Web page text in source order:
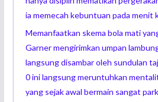
ia memecah kebuntuan pada menit
Memanfaatkan skema bola mati
Garner mengirimkan umpan
langsung disambar oleh sundulan
0 ini langsung meruntuhkan
yang sejak awal bermain sangat